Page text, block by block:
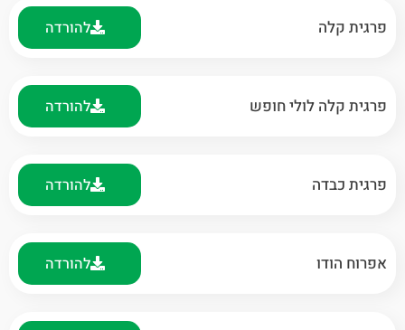
פרגית קלה להורדה
פרגית קלה לולי חופש להורדה
פרגית כבדה להורדה
אפרוח הודו להורדה